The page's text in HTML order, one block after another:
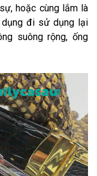
hoặc cùng lắm là
dụng đi sử dụng lại
suông rộng, ống